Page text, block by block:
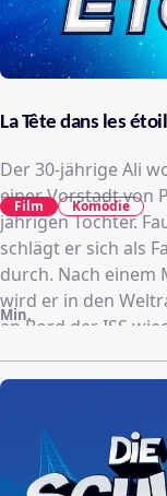
La Tête dans les
Der 30-jährige Ali
einer Vorstadt von
jährigen Tochter.
schlägt er sich als
durch. Nach einem
wird er in den
an Bord der ISS
Min.
Film Komödie